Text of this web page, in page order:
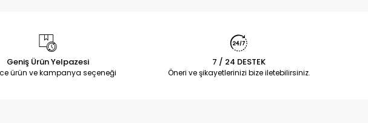
Geniş Ürün Yelpazesi
ürün ve kampanya seçeneği
7 / 24 DESTEK
Öneri ve şikayetlerinizi bize iletebilirsiniz.